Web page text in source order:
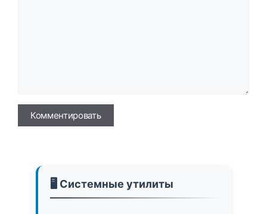
Имя
🖥️ Системные утилиты